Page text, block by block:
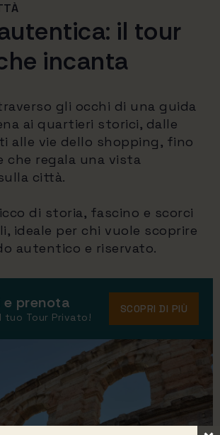
il tour
incanta
gli occhi di una guida
ai quartieri storici, dalle
alle vie dello shopping, fino
che regala una vista
città.
di storia, fascino e scorci
ideale per chi vuole scoprire
autentico e riservato.
prenota
tuo Tour Privato!
SCOPRI DI PIÙ